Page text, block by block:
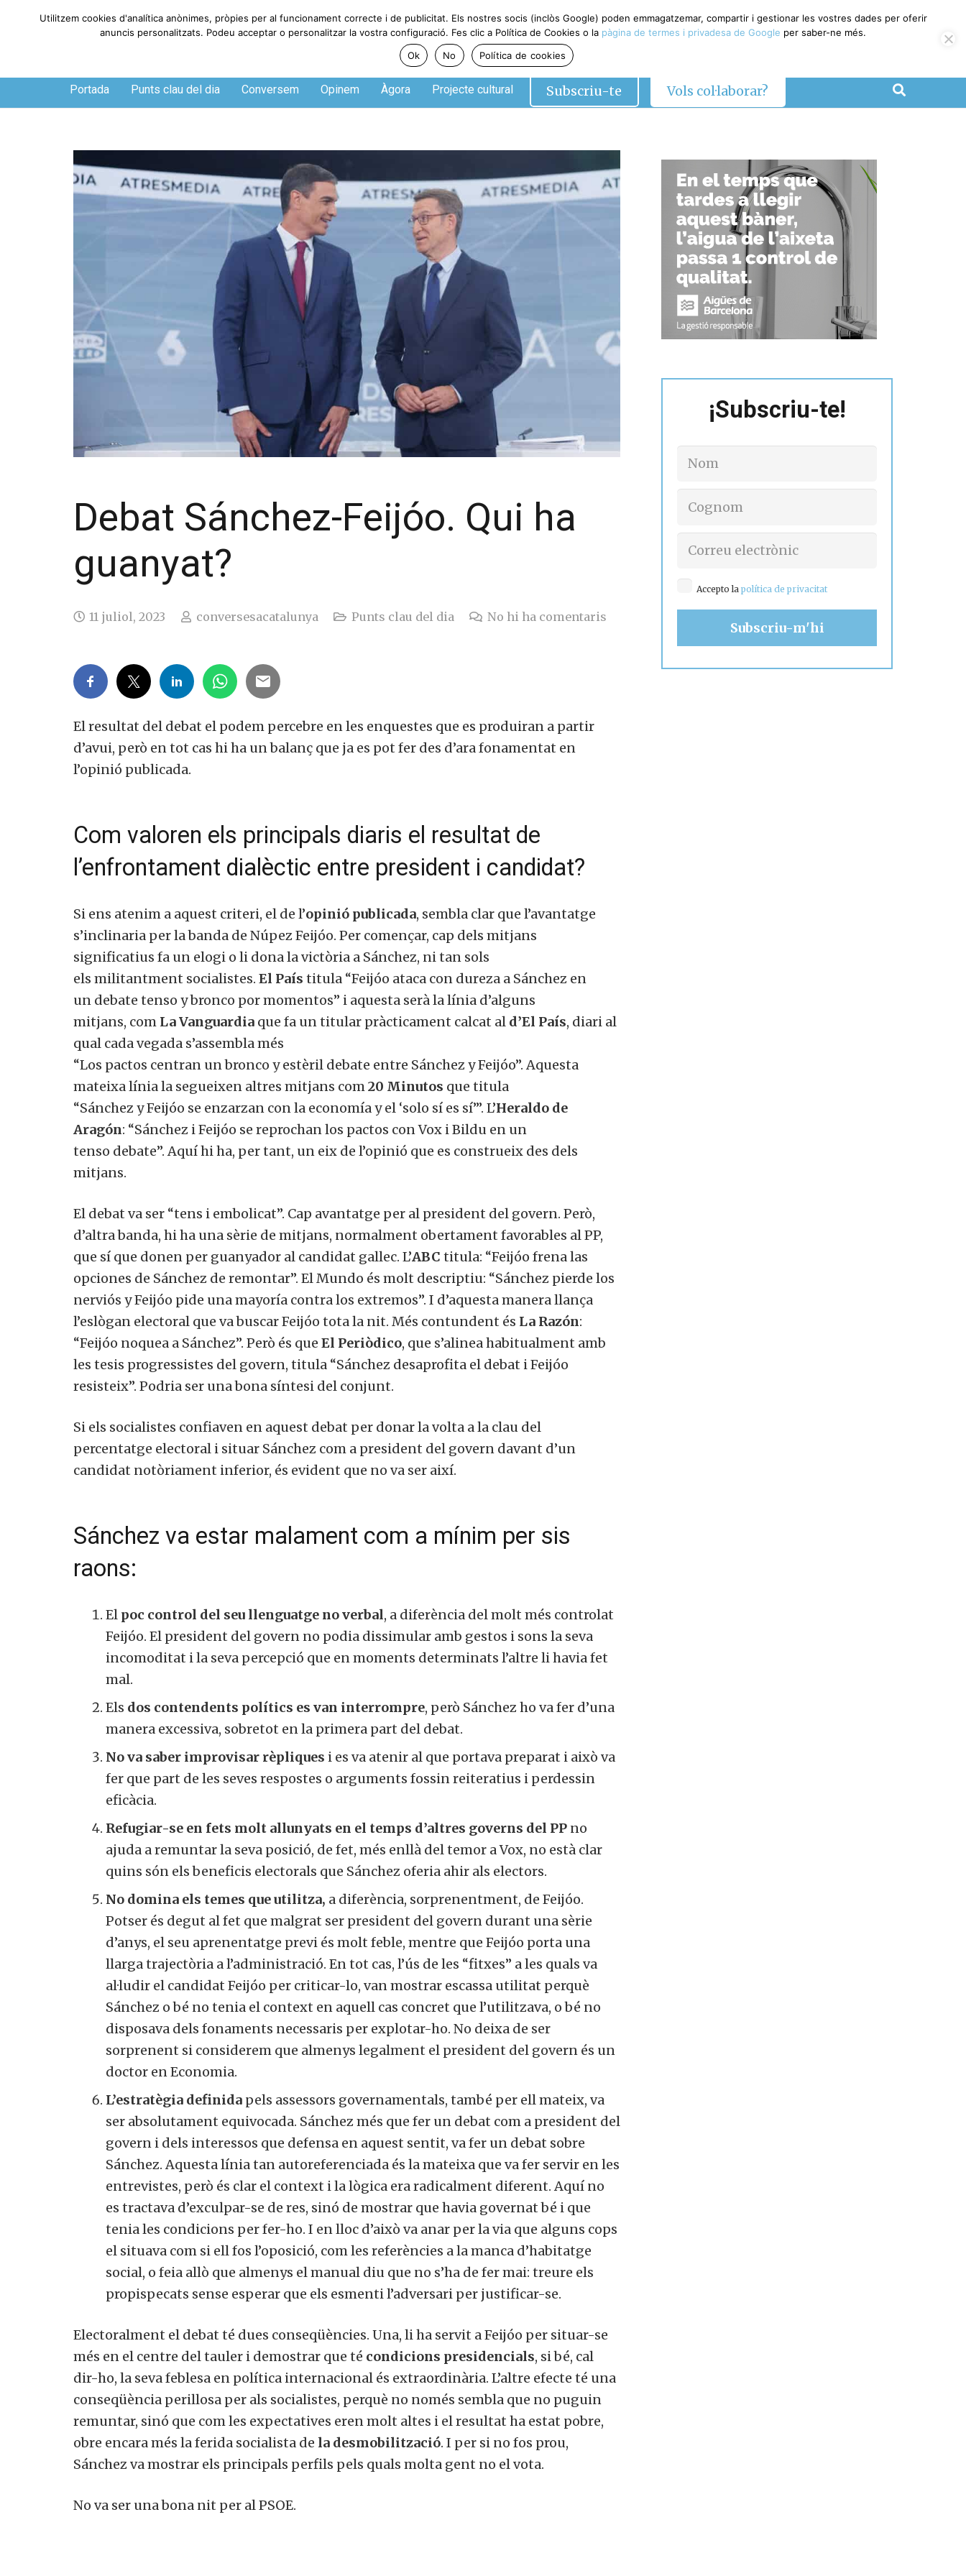
Diumenge, 9 de agosto de 2026
Portada Punts clau del dia Conversem Opinem Àgora Projecte cultural Subscriu-te Vols col·laborar?
Debat Sánchez-Feijóo. Qui ha
guanyat?
11 juliol, 2023 conversesacatalunya Punts clau del dia No hi ha comentaris
El resultat del debat el podem percebre en les enquestes que es produiran a partir
d’avui, però en tot cas hi ha un balanç que ja es pot fer des d’ara fonamentat en
l’opinió publicada.
Com valoren els principals diaris el resultat de
l’enfrontament dialèctic entre president i candidat?
Si ens atenim a aquest criteri, el de l’opinió publicada, sembla clar que l’avantatge
s’inclinaria per la banda de Núpez Feijóo. Per començar, cap dels mitjans
significatius fa un elogi o li dona la victòria a Sánchez, ni tan sols
els militantment socialistes.El Paístitula “Feijóo ataca con dureza a Sánchez en
un debate tenso y bronco por momentos” i aquesta serà la línia d’alguns
mitjans, comLa Vanguardiaque fa un titular pràcticament calcat ald’El País, diari al
qual cada vegada s’assembla més
“Los pactos centran un bronco y estèril debate entre Sánchez y Feijóo”. Aquesta
mateixa línia la segueixen altres mitjans com20 Minutosque titula
“Sánchez y Feijóo se enzarzan con la economía y el ‘solo sí es sí’”. L’Heraldo de
Aragón: “Sánchez i Feijóo se reprochan los pactos con Vox i Bildu en un
tenso debate”. Aquí hi ha, per tant, un eix de l’opinió que es construeix des dels
mitjans.
El debat va ser “tens i embolicat”. Cap avantatge per al president del govern. Però,
d’altra banda, hi ha una sèrie de mitjans, normalment obertament favorables al PP,
que sí que donen per guanyador al candidat gallec. L’ABCtitula: “Feijóo frena las
opciones de Sánchez de remontar”. El Mundo és molt descriptiu: “Sánchez pierde los
nerviós y Feijóo pide una mayoría contra los extremos”. I d’aquesta manera llança
l’eslògan electoral que va buscar Feijóo tota la nit. Més contundent ésLa Razón:
“Feijóo noquea a Sánchez”. Però és queEl Periòdico, que s’alinea habitualment amb
les tesis progressistes del govern, titula “Sánchez desaprofita el debat i Feijóo
resisteix”. Podria ser una bona síntesi del conjunt.
Si els socialistes confiaven en aquest debat per donar la volta a la clau del
percentatge electoral i situar Sánchez com a president del govern davant d’un
candidat notòriament inferior, és evident que no va ser així.
Sánchez va estar malament com a mínim per sis
raons:
Elpoc control del seu llenguatge no verbal, a diferència del molt més controlat
Feijóo. El president del govern no podia dissimular amb gestos i sons la seva
incomoditat i la seva percepció que en moments determinats l’altre li havia fet
mal.
Elsdos contendents polítics es van interrompre, però Sánchez ho va fer d’una
manera excessiva, sobretot en la primera part del debat.
No va saber improvisar rèpliquesi es va atenir al que portava preparat i això va
fer que part de les seves respostes o arguments fossin reiteratius i perdessin
eficàcia.
Refugiar-se en fets molt allunyats en el temps d’altres governs del PPno
ajuda a remuntar la seva posició, de fet, més enllà del temor a Vox, no està clar
quins són els beneficis electorals que Sánchez oferia ahir als electors.
No domina els temes que utilitza,a diferència, sorprenentment, de Feijóo.
Potser és degut al fet que malgrat ser president del govern durant una sèrie
d’anys, el seu aprenentatge previ és molt feble, mentre que Feijóo porta una
llarga trajectòria a l’administració. En tot cas, l’ús de les “fitxes” a les quals va
al·ludir el candidat Feijóo per criticar-lo, van mostrar escassa utilitat perquè
Sánchez o bé no tenia el context en aquell cas concret que l’utilitzava, o bé no
disposava dels fonaments necessaris per explotar-ho. No deixa de ser
sorprenent si considerem que almenys legalment el president del govern és un
doctor en Economia.
L’estratègia definidapels assessors governamentals, també per ell mateix, va
ser absolutament equivocada. Sánchez més que fer un debat com a president del
govern i dels interessos que defensa en aquest sentit, va fer un debat sobre
Sánchez. Aquesta línia tan autoreferenciada és la mateixa que va fer servir en les
entrevistes, però és clar el context i la lògica era radicalment diferent. Aquí no
es tractava d’exculpar-se de res, sinó de mostrar que havia governat bé i que
tenia les condicions per fer-ho. I en lloc d’això va anar per la via que alguns cops
el situava com si ell fos l’oposició, com les referències a la manca d’habitatge
social, o feia allò que almenys el manual diu que no s’ha de fer mai: treure els
propispecats sense esperar que els esmenti l’adversari per justificar-se.
Electoralment el debat té dues conseqüències. Una, li ha servit a Feijóo per situar-se
més en el centre del tauler i demostrar que técondicions presidencials, si bé, cal
dir-ho, la seva feblesa en política internacional és extraordinària. L’altre efecte té una
conseqüència perillosa per als socialistes, perquè no només sembla que no puguin
remuntar, sinó que com les expectatives eren molt altes i el resultat ha estat pobre,
obre encara més la ferida socialista dela desmobilització. I per si no fos prou,
Sánchez va mostrar els principals perfils pels quals molta gent no el vota.
No va ser una bona nit per al PSOE.
¡Subscriu-te!
Accepto lapolítica de privacitat
Et convidem a participar i ser un
membre actiu de la nostra comunitat.
Si, vull col·laborar
activament
No, però vull rebre el
butlletí
Utilitzem cookies d'analítica anònimes, pròpies per al funcionament correcte i de publicitat. Els nostres socis (inclòs Google) poden emmagatzemar, compartir i gestionar les vostres dades per oferir
anuncis personalitzats. Podeu acceptar o personalitzar la vostra configuració. Fes clic a Política de Cookies o lapàgina de termes i privadesa de Googleper saber-ne més.
Ok
No Política de cookies